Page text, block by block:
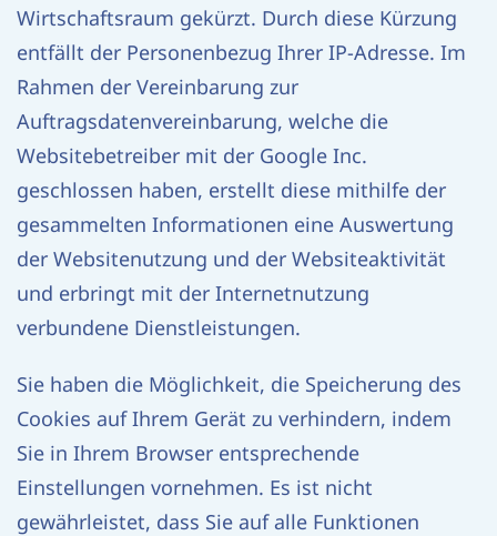
Wirtschaftsraum gekürzt. Durch diese Kürzung
entfällt der Personenbezug Ihrer IP-Adresse. Im
Rahmen der Vereinbarung zur
Auftragsdatenvereinbarung, welche die
Websitebetreiber mit der Google Inc.
geschlossen haben, erstellt diese mithilfe der
gesammelten Informationen eine Auswertung
der Websitenutzung und der Websiteaktivität
und erbringt mit der Internetnutzung
verbundene Dienstleistungen.
Sie haben die Möglichkeit, die Speicherung des
Cookies auf Ihrem Gerät zu verhindern, indem
Sie in Ihrem Browser entsprechende
Einstellungen vornehmen. Es ist nicht
gewährleistet, dass Sie auf alle Funktionen